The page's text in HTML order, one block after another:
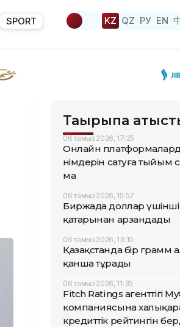
SPORT KZ QZ РУ EN
Тақырыпқа
06 тамыз 2026, 17:25
Онлайн
өнімдерін сатуға
ма
06 тамыз 2026, 15:57
Биржада доллар үшінші
қатарынан арзандады
06 тамыз 2026, 13:10
Қазақстанда бір грамм
қанша тұрады
06 тамыз 2026, 11:35
Fitch Ratings агенттігі
компаниясына
кредиттік рейтингін